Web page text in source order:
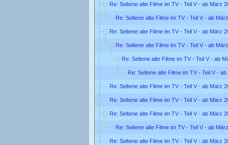
Re: Seltene alte Filme im TV - Teil V - ab März
Re: Seltene alte Filme im TV - Teil V - ab
Re: Seltene alte Filme im TV - Teil V - ab März
Re: Seltene alte Filme im TV - Teil V - ab
Re: Seltene alte Filme im TV - Teil V - ab
Re: Seltene alte Filme im TV - Teil V -
Re: Seltene alte Filme im TV - Teil V - ab März
Re: Seltene alte Filme im TV - Teil V - ab März
Re: Seltene alte Filme im TV - Teil V - ab März
Re: Seltene alte Filme im TV - Teil V - ab
Re: Seltene alte Filme im TV - Teil V - ab März